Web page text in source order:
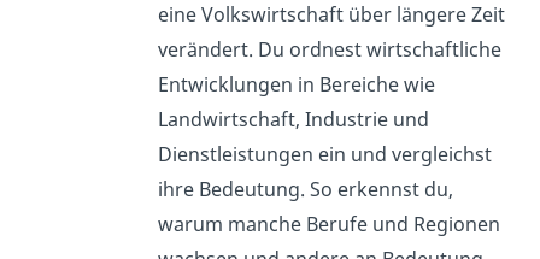
eine Volkswirtschaft über längere Zeit
verändert. Du ordnest wirtschaftliche
Entwicklungen in Bereiche wie
Landwirtschaft, Industrie und
Dienstleistungen ein und vergleichst
ihre Bedeutung. So erkennst du,
warum manche Berufe und Regionen